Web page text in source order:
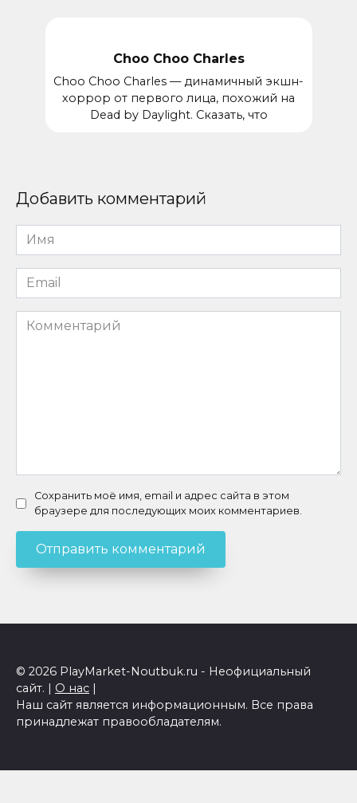
Choo Choo Charles
Choo Choo Charles — динамичный экшн-
хоррор от первого лица, похожий на
Dead by Daylight. Сказать, что
Добавить комментарий
Имя
*
Email
*
Комментарий
Сохранить моё имя, email и адрес сайта в этом
браузере для последующих моих комментариев.
© 2026 PlayMarket-Noutbuk.ru - Неофициальный
сайт. | О нас |
Наш сайт является информационным. Все права
принадлежат правообладателям.